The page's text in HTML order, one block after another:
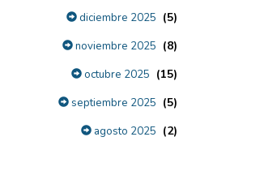
diciembre 2025 (5)
noviembre 2025 (8)
octubre 2025 (15)
septiembre 2025 (5)
agosto 2025 (2)